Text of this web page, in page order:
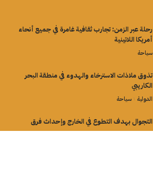
رحلة عبر الزمن: تجارب ثقافية غامرة في جميع أنحاء
أمريكا اللاتينية
سياحة
تذوق ملاذات الاسترخاء والهدوء في منطقة البحر
الكاريبي
الدولية سياحة
التجوال بهدف التطوع في الخارج وإحداث فرق